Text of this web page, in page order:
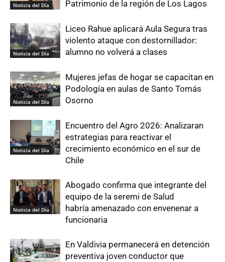
Noticia del Día Patrimonio de la región de Los Lagos
Noticia del Día
Liceo Rahue aplicará Aula Segura tras
violento ataque con destornillador:
alumno no volverá a clases
Noticia del Día
Mujeres jefas de hogar se capacitan en
Podología en aulas de Santo Tomás
Osorno
Noticia del Día
Encuentro del Agro 2026: Analizaran
estrategias para reactivar el
crecimiento económico en el sur de
Chile
Noticia del Día
Abogado confirma que integrante del
equipo de la seremi de Salud
habría amenazado con envenenar a
funcionaria
En Valdivia permanecerá en detención
preventiva joven conductor que